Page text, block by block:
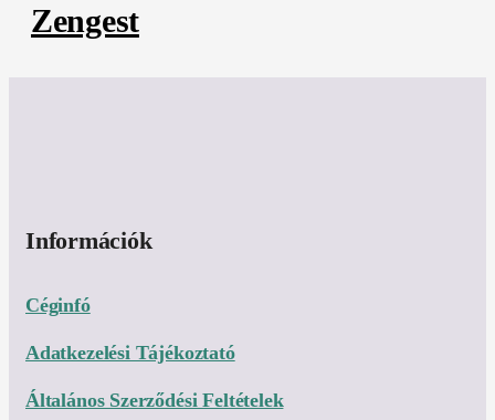
Zengest
Információk
Céginfó
Adatkezelési Tájékoztató
Általános Szerződési Feltételek